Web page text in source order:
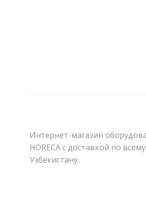
Интернет-магазин
HORECA с доставкой по всему
Узбекистану..